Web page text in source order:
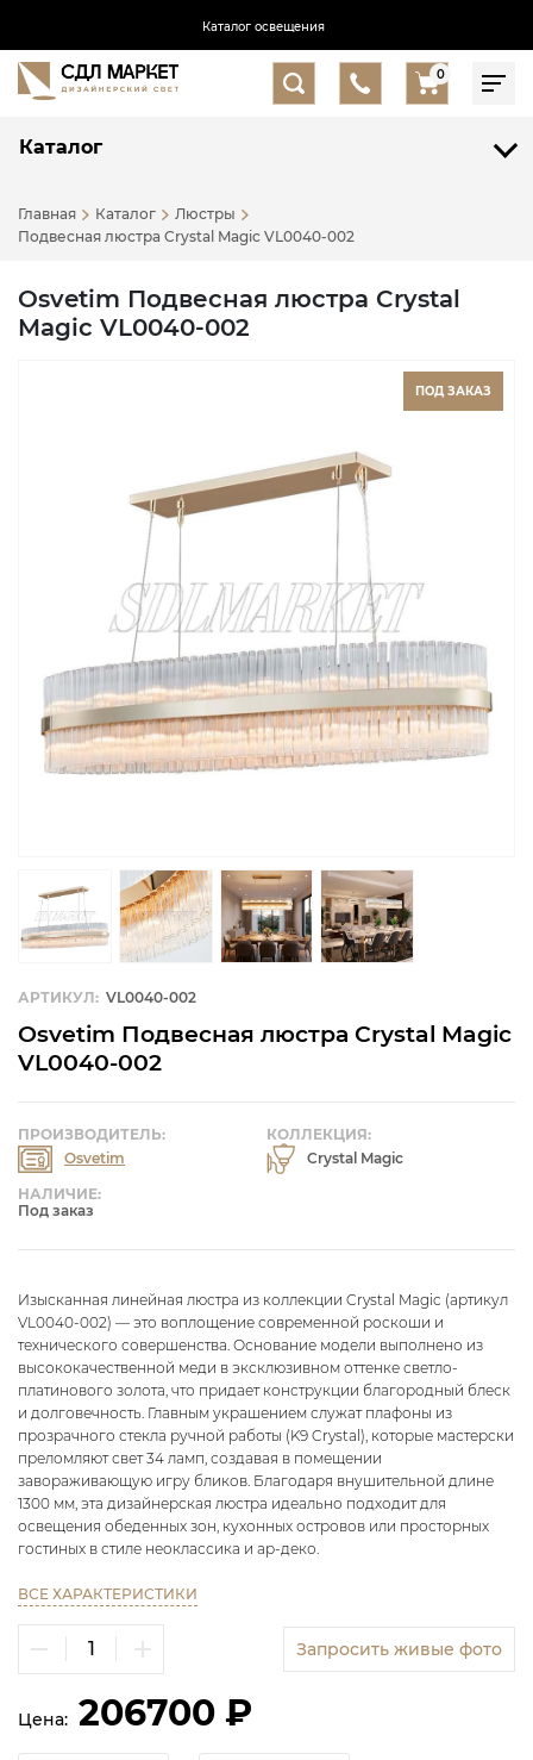
Каталог освещения
0
Каталог
Главная Каталог
Люстры
Подвесная люстра Crystal Magic VL0040-002
Osvetim Подвесная люстра Crystal
Magic VL0040-002
ПОД ЗАКАЗ
АРТИКУЛ: VL0040-002
Osvetim Подвесная люстра Crystal Magic
VL0040-002
НАЛИЧИЕ:
Под заказ
КОЛЛЕКЦИЯ:
Crystal Magic
ПРОИЗВОДИТЕЛЬ:
Osvetim
Изысканная линейная люстра из коллекции Crystal Magic (артикул
VL0040-002) — это воплощение современной роскоши и
технического совершенства. Основание модели выполнено из
высококачественной меди в эксклюзивном оттенке светло-
платинового золота, что придает конструкции благородный блеск
и долговечность. Главным украшением служат плафоны из
прозрачного стекла ручной работы (K9 Crystal), которые мастерски
преломляют свет 34 ламп, создавая в помещении
завораживающую игру бликов. Благодаря внушительной длине
1300 мм, эта дизайнерская люстра идеально подходит для
освещения обеденных зон, кухонных островов или просторных
гостиных в стиле неоклассика и ар-деко.
ВСЕ ХАРАКТЕРИСТИКИ
Запросить живые фото
Цена: 206700 ₽